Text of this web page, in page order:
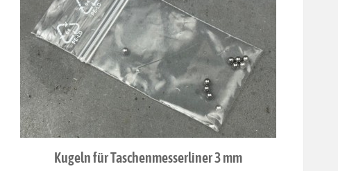
Kugeln für Taschenmesserliner 3 mm